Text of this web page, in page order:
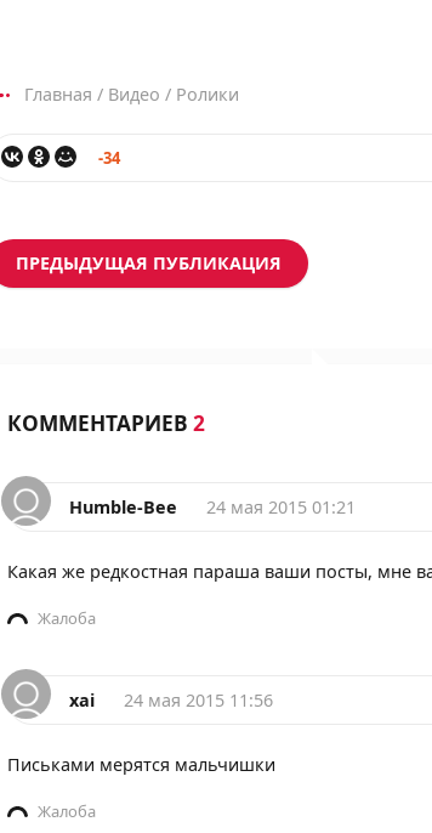
Главная / Видео / Ролики
-34
ПРЕДЫДУЩАЯ ПУБЛИКАЦИЯ
КОММЕНТАРИЕВ 2
Humble-Bee 24 мая 2015 01:21
Какая же редкостная параша ваши посты, мне
Жалоба
xai 24 мая 2015 11:56
Письками мерятся мальчишки
Жалоба